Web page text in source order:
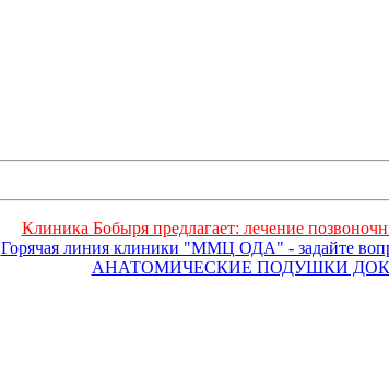
Клиника Бобыря предлагает: лечение
Горячая линия клиники "ММЦ ОДА" - задайте
АНАТОМИЧЕСКИЕ ПОДУШКИ